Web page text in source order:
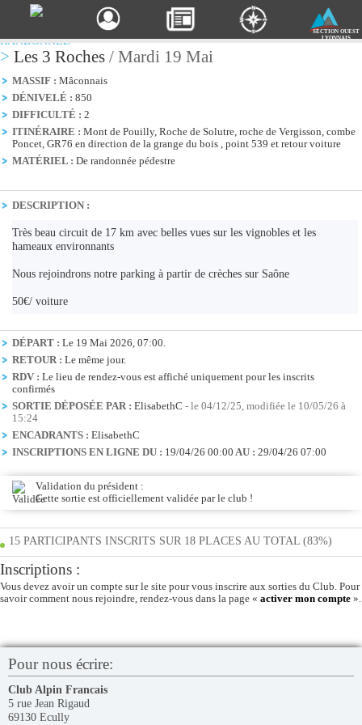
SECTION OUEST
LYONNAIS
RANDONNÉE
> Les 3 Roches / Mardi 19 Mai
MASSIF : Mâconnais
DÉNIVELÉ : 850
DIFFICULTÉ : 2
ITINÉRAIRE : Mont de Pouilly, Roche de Solutre, roche de Vergisson, combe
Poncet, GR76 en direction de la grange du bois , point 539 et retour voiture
MATÉRIEL : De randonnée pédestre
DESCRIPTION :
Très beau circuit de 17 km avec belles vues sur les vignobles et les
hameaux environnants
Nous rejoindrons notre parking à partir de crèches sur Saône
50€/ voiture
DÉPART : Le 19 Mai 2026, 07:00.
RETOUR : Le même jour.
RDV : Le lieu de rendez-vous est affiché uniquement pour les inscrits
confirmés
SORTIE DÉPOSÉE PAR : ElisabethC - le 04/12/25, modifiée le 10/05/26 à
15:24
ENCADRANTS : ElisabethC
INSCRIPTIONS EN LIGNE DU : 19/04/26 00:00 AU : 29/04/26 07:00
Validation du président :
Cette sortie est officiellement validée par le club !
15 PARTICIPANTS INSCRITS SUR 18 PLACES AU TOTAL (83%)
Inscriptions :
Vous devez avoir un compte sur le site pour vous inscrire aux sorties du Club. Pour
savoir comment nous rejoindre, rendez-vous dans la page « activer mon compte ».
Pour nous écrire:
Club Alpin Francais
5 rue Jean Rigaud
69130 Ecully